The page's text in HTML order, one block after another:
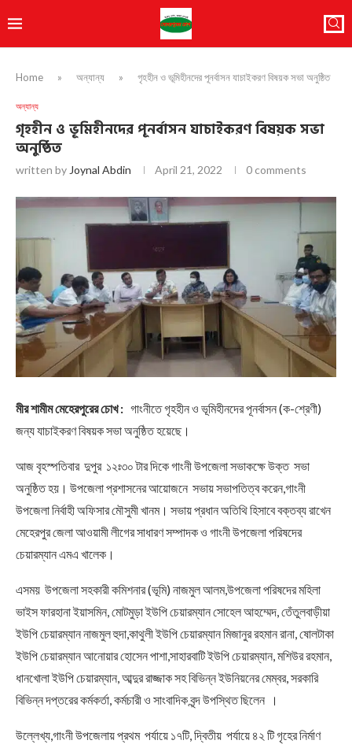
Home » অন্যান্য » গৃহহীন ও ভূমিহীনদের পূনর্বাসন যাচাইকরণ বিষয়ক সভা অনুষ্ঠিত
অন্যান্য
গৃহহীন ও ভূমিহীনদের পূনর্বাসন যাচাইকরণ বিষয়ক সভা
অনুষ্ঠিত
written by Joynal Abdin April 21, 2022 0 comments
মীর শামীম মেহেরপুরের চোখ : গাংনীতে গৃহহীন ও ভূমিহীনদের পূনর্বাসন (ক-শ্রেণী)
জন্য যাচাইকরণ বিষয়ক সভা অনুষ্ঠিত হয়েছে।
আজ বৃহস্পতিবার দুপুর ১২ঃ৩০ টার দিকে গাংনী উপজেলা সভাকক্ষে উক্ত সভা
অনুষ্ঠিত হয়। উপজেলা প্রশাসনের আয়ােজনে সভায় সভাপতিত্ব করেন,গাংনী
উপজেলা নির্বাহী অফিসার মৌসুমী খানম। সভায় প্রধান অতিথি হিসাবে বক্তব্য রাখেন
মেহেরপুর জেলা আওয়ামী লীগের সাধারণ সম্পাদক ও গাংনী উপজেলা পরিষদের
চেয়ারম্যান এমএ খালেক।
এসময় উপজেলা সহকারী কমিশনার (ভূমি) নাজমুল আলম,উপজেলা পরিষদের মহিলা
ভাইস ফারহানা ইয়াসমিন, মোটমুড়া ইউপি চেয়ারম্যান সোহেল আহম্মেদ, তেঁতুলবাড়ীয়া
ইউপি চেয়ারম্যান নাজমুল হুদা,কাথুলী ইউপি চেয়ারম্যান মিজানুর রহমান রানা, ষোলটাকা
ইউপি চেয়ারম্যান আনোয়ার হোসেন পাশা,সাহারবাটি ইউপি চেয়ারম্যান, মশিউর রহমান,
ধানখোলা ইউপি চেয়ারম্যান, আব্দুর রাজ্জাক সহ বিভিন্ন ইউনিয়নের মেম্বর, সরকারি
বিভিন্ন দপ্তরের কর্মকর্তা, কর্মচারী ও সাংবাদিক বৃন্দ উপস্থিত ছিলেন ।
উল্লেখ্য,গাংনী উপজেলায় প্রথম পর্যায়ে ১৭টি, দ্বিতীয় পর্যায়ে ৪২ টি গৃহের নির্মাণ